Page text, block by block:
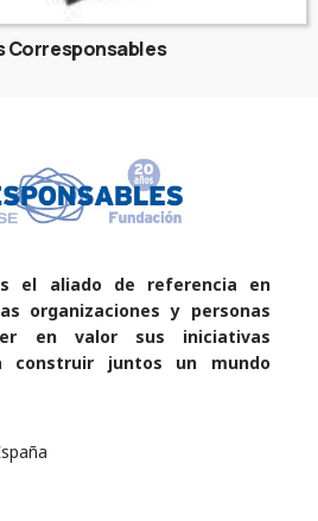
Corresponsables
el aliado de referencia en
organizaciones y personas
en valor sus iniciativas
construir juntos un mundo